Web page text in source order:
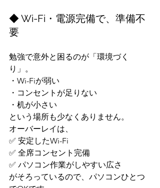
◆ Wi-Fi・電源完備で、準備不
要
勉強で意外と困るのが「環境づく
り」。
・Wi-Fiが弱い
・コンセントが足りない
・机が小さい
という場所も少なくありません。
オーバーレイは、
✅ 安定したWi-Fi
✅ 全席コンセント完備
✅ パソコン作業がしやすい広さ
がそろっているので、パソコンひとつ